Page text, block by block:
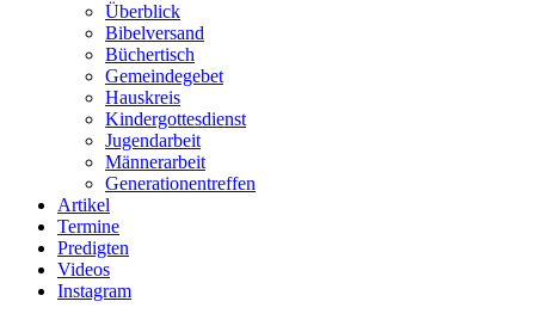
Überblick
Bibelversand
Büchertisch
Gemeindegebet
Hauskreis
Kindergottesdienst
Jugendarbeit
Männerarbeit
Generationentreffen
Artikel
Termine
Predigten
Videos
Instagram